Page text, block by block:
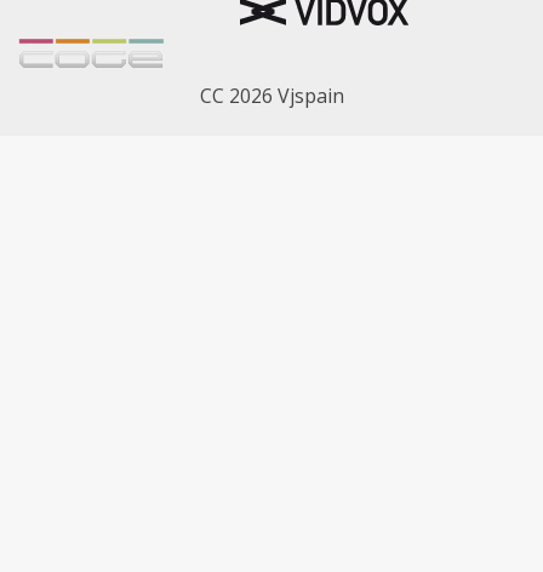
CC 2026 Vjspain